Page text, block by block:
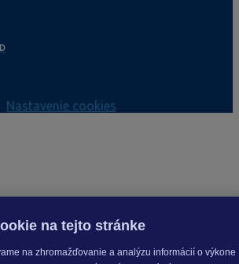
Nastavenie cookies
na tejto stránke
na zhromažďovanie a analýzu informácií o výkone